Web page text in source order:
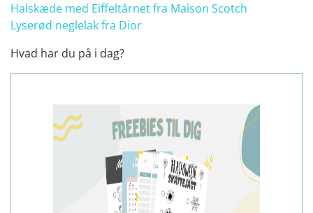
Halskæde med Eiffeltårnet fra Maison Scotch
Lyserød neglelak fra Dior
Hvad har du på i dag?